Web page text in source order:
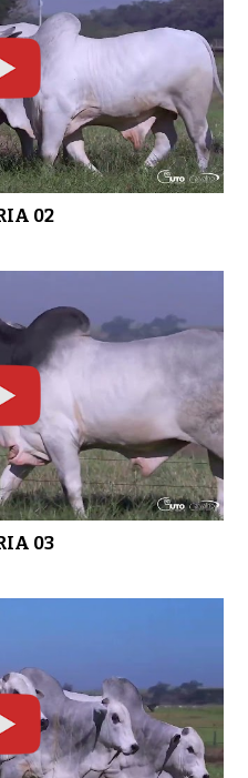
01
02
03
04
06
02
03